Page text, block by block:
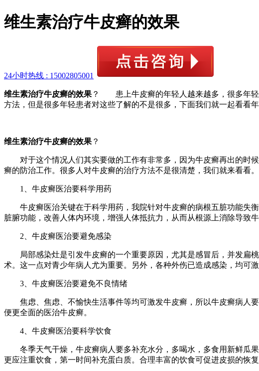
维生素治疗牛皮癣的效果
24小时热线 : 15002805001
维生素治疗牛皮癣的效果 ？ 患上牛皮癣的年轻人越来越多，很多年轻
方法，但是很多年轻患者对这些了解的不是很多，下面我们就一起看看
维生素治疗牛皮癣的效果 ？
对于这个情况人们其实要做的工作有非常多，因为牛皮癣再出的时候
癣的防治工作。很多人对牛皮癣的治疗方法不是很清楚，我们就来看看。
1、牛皮癣医治要科学用药
牛皮癣医治关键在于科学用药，我院针对牛皮癣的病根五脏功能失衡
脏腑功能，改善人体内环境，增强人体抵抗力，从而从根源上消除导致
2、牛皮癣医治要避免感染
局部感染灶是引发牛皮癣的一个重要原因，尤其是感冒后，并发扁桃
术。这一点对青少年病人尤为重要。另外，各种外伤已造成感染，均可
3、牛皮癣医治要避免不良情绪
焦虑、焦虑、不愉快生活事件等均可激发牛皮癣，所以牛皮癣病人要
便更全面的医治牛皮癣。
4、牛皮癣医治要科学饮食
冬季天气干燥，牛皮癣病人要多补充水分，多喝水，多食用新鲜瓜果
更应注重饮食，第一时间补充蛋白质。合理丰富的饮食可促进皮损的恢